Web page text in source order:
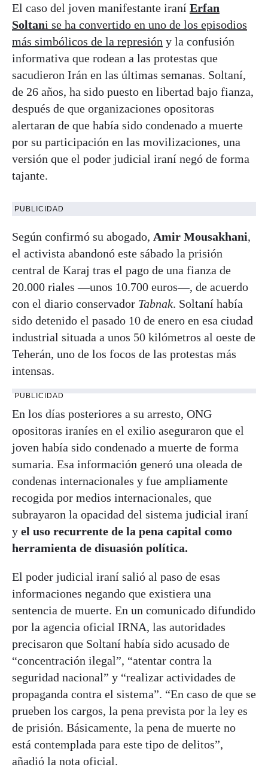
El caso del joven manifestante iraní Erfan
Soltani se ha convertido en uno de los episodios
más simbólicos de la represión y la confusión
informativa que rodean a las protestas que
sacudieron Irán en las últimas semanas. Soltaní,
de 26 años, ha sido puesto en libertad bajo fianza,
después de que organizaciones opositoras
alertaran de que había sido condenado a muerte
por su participación en las movilizaciones, una
versión que el poder judicial iraní negó de forma
tajante.
PUBLICIDAD
Según confirmó su abogado, Amir Mousakhani,
el activista abandonó este sábado la prisión
central de Karaj tras el pago de una fianza de
20.000 riales —unos 10.700 euros—, de acuerdo
con el diario conservador Tabnak. Soltaní había
sido detenido el pasado 10 de enero en esa ciudad
industrial situada a unos 50 kilómetros al oeste de
Teherán, uno de los focos de las protestas más
intensas.
PUBLICIDAD
En los días posteriores a su arresto, ONG
opositoras iraníes en el exilio aseguraron que el
joven había sido condenado a muerte de forma
sumaria. Esa información generó una oleada de
condenas internacionales y fue ampliamente
recogida por medios internacionales, que
subrayaron la opacidad del sistema judicial iraní
y el uso recurrente de la pena capital como
herramienta de disuasión política.
El poder judicial iraní salió al paso de esas
informaciones negando que existiera una
sentencia de muerte. En un comunicado difundido
por la agencia oficial IRNA, las autoridades
precisaron que Soltaní había sido acusado de
“concentración ilegal”, “atentar contra la
seguridad nacional” y “realizar actividades de
propaganda contra el sistema”. “En caso de que se
prueben los cargos, la pena prevista por la ley es
de prisión. Básicamente, la pena de muerte no
está contemplada para este tipo de delitos”,
añadió la nota oficial.